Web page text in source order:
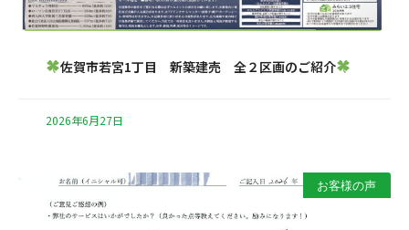
佐賀市若宮1丁目 新築建売 全２区画のご紹介
2026年6月27日
お客様の声